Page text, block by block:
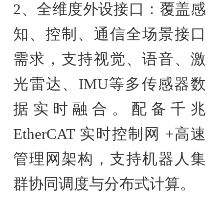
2、全维度外设接口：覆盖感
知、控制、通信全场景接口
需求，支持视觉、语音、激
光雷达、IMU等多传感器数
据实时融合。配备千兆
EtherCAT 实时控制网 +高速
管理网架构，支持机器人集
群协同调度与分布式计算。